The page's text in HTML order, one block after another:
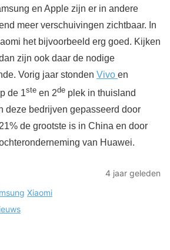
en Apple zijn er in andere
meer verschuivingen zichtbaar. In
het bijvoorbeeld erg goed. Kijken
zijn ook daar de nodige
Vorig jaar stonden Vivo en
de 1ste en 2de plek in thuisland
deze bedrijven gepasseerd door
de grootste is in China en door
van Huawei.
4 jaar geleden
Xiaomi